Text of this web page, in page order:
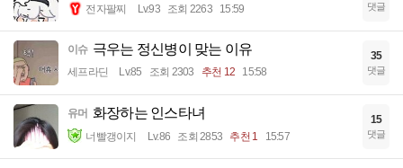
전자팔찌 Lv.93 조회 2263 15:59 댓글
이슈 극우는 정신병이 맞는 이유
세프라딘 Lv.85 조회 2303 추천 12 15:58
35
댓글
유머 화장하는 인스타녀
너빨갱이지 Lv.86 조회 2853 추천 1 15:57
15
댓글